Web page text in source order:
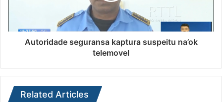
Autoridade seguransa kaptura suspeitu na’ok
telemovel
Related Articles